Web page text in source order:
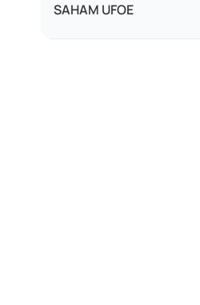
SAHAM UFOE